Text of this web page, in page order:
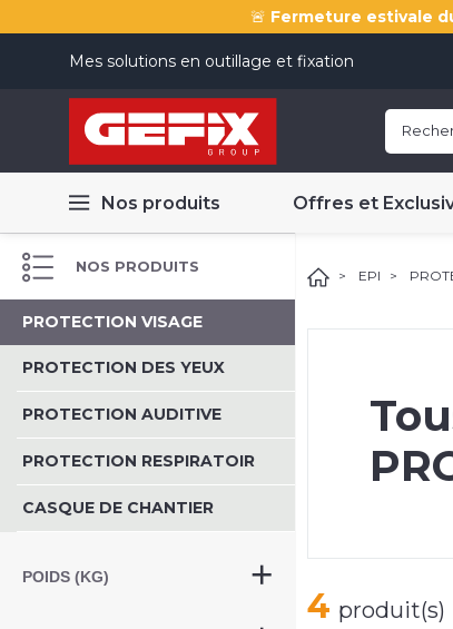
🚨 Fermeture estivale
Mes solutions en outillage et fixation
Nos produits Offres et
NOS PRODUITS
PROTECTION VISAGE
PROTECTION DES YEUX
PROTECTION AUDITIVE
PROTECTION RESPIRATOIR
CASQUE DE CHANTIER
POIDS (KG)
EPI
4 produit(s)